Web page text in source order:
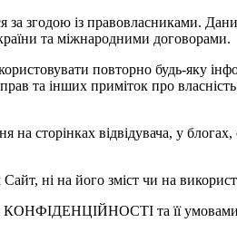
згодою із правовласниками.
та міжнародними договорами.
повторно будь-яку
та інших приміток про
сторінках відвідувача, у
ні на його зміст чи на
КОНФІДЕНЦІЙНОСТІ та її